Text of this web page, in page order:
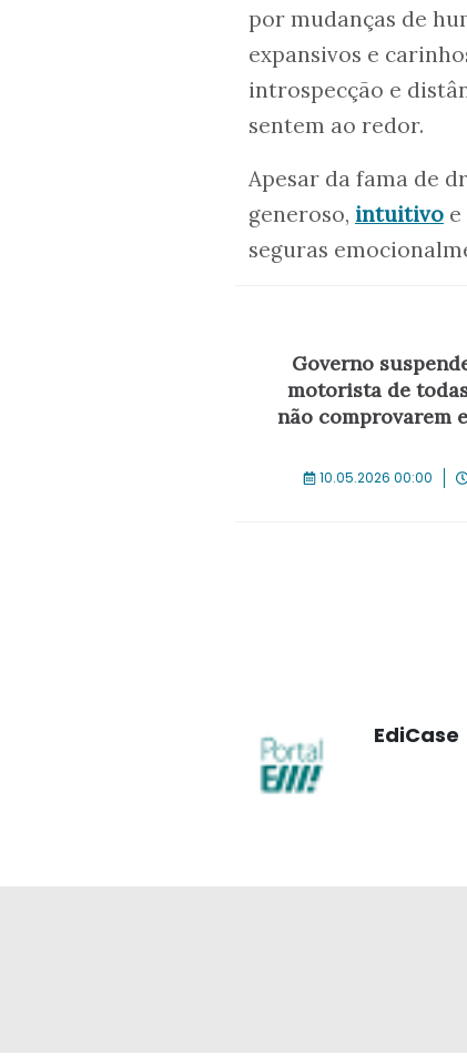
por mudanças de
expansivos e
introspecção e
sentem ao redor.
Apesar da fama de
generoso, intuitivo
seguras
Governo
motorista de
não comprovarem
10.05.2026 00:00
EdiCase